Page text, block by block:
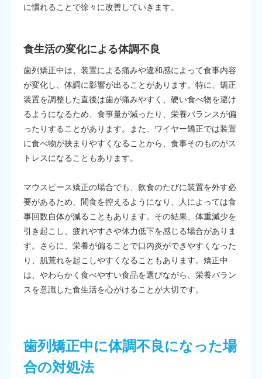
に慣れることで徐々に改善していきます。
食生活の変化による体調不良
歯列矯正中は、装置による痛みや違和感によって食事内容
が変化し、体調に影響が出ることがあります。特に、矯正
装置を調整した直後は歯が痛みやすく、硬い食べ物を避け
るようになるため、食事量が減ったり、栄養バランスが偏
ったりすることがあります。また、ワイヤー矯正では装置
に食べ物が挟まりやすくなることから、食事そのものがス
トレスになることもあります。
マウスピース矯正の場合でも、飲食のたびに装置を外す必
要があるため、間食を控えるようになり、人によっては食
事回数自体が減ることもあります。その結果、体重減少を
引き起こし、疲れやすさや体力低下を感じる場合がありま
す。さらに、栄養が偏ることで口内炎ができやすくなった
り、肌荒れを起こしやすくなることもあります。矯正中
は、やわらかく食べやすい食品を選びながら、栄養バラン
スを意識した食生活を心がけることが大切です。
歯列矯正中に体調不良になった場
合の対処法